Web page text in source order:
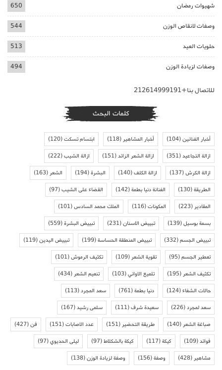
شهيوات رمضان 650
وصفات لانقاص الوزن 544
حلويات العيد 513
وصفات لزيادة الوزن 494
للاتصال بنا+212614999191
كلمات البحث
أخبار الفنانين(104) أخبار المشاهير(118) ابتسام تسكت(120)
ازالة التجاعيد(351) ازالة الشعر الزائد(151) ازالة الشيب(222)
ازالة الكرش(137) ازالة الكلف(140) البشرة(194) الشعر(163)
الطريقة(130) الفنانة دنيا بطمة(142) القضاء على الشيب(97)
المقادير(223) المكونات(116) الملك محمد السادس(101)
بسمة بوسيل(139) تبييض الاسنان(231) تبييض البشرة(559)
تبييض الجسم(332) تبييض المنطقة الحساسة(199) تبييض اليدين(119)
تعطير الجسم(95) تقوية الشعر(109) تكثيف الرموش(101)
تكثيف الشعر(195) تلميع الاواني(103) تنعيم الشعر(434)
حالات الشفاء(124) دنيا بطمة(761) سعد المجرد(113)
سعد لمجرد(226) سعيدة شرف(111) سلمى رشيد(167)
صباغة الشعر(140) طريقة التحضير(151) عدد الاصابات(151) فن(427)
فوائد(109) كيكة(117) كيكة بالشكلاط(97) ليلى الحديوي(97)
مشاهير(428) وصفة(156) وصفة لزيادة الوزن(138)